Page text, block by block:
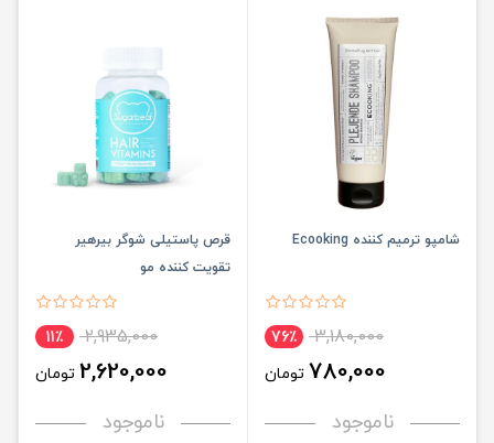
شامپو ترمیم کننده Ecooking
3,180,000 76٪
780,000 تومان
ناموجود
قرص پاستیلی شوگر بیرهیر
تقویت کننده مو
2,935,000 11٪
2,620,000 تومان
ناموجود